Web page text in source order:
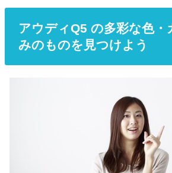
アウディQ5 の多彩な色・
みのものを見つけよう